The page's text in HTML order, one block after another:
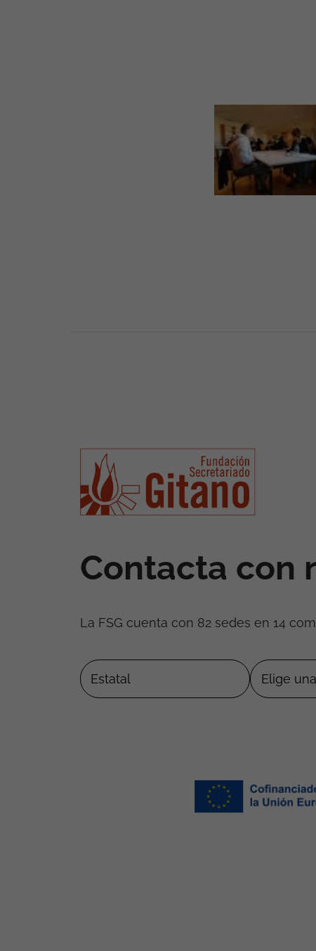
Contacta con
La FSG cuenta con 82 sedes en 14